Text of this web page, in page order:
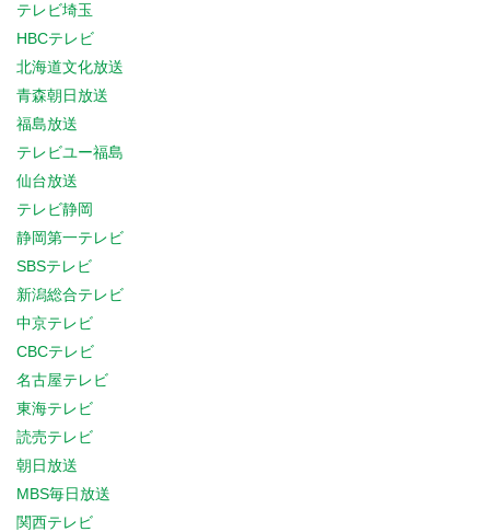
テレビ埼玉
HBCテレビ
北海道文化放送
青森朝日放送
福島放送
テレビユー福島
仙台放送
テレビ静岡
静岡第一テレビ
SBSテレビ
新潟総合テレビ
中京テレビ
CBCテレビ
名古屋テレビ
東海テレビ
読売テレビ
朝日放送
MBS毎日放送
関西テレビ